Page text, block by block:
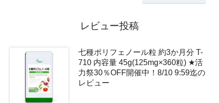
レビュー投稿
七種ポリフェノール粒 約3か月分 T-
710 内容量 45g(125mg×360粒) ★活
力祭30％OFF開催中！8/10 9:59迄の
レビュー